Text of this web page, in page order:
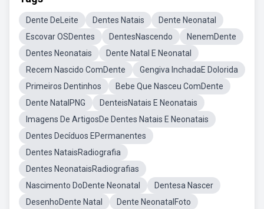
Dente DeLeite Dentes Natais
Dente Neonatal
Escovar OSDentes
DentesNascendo
NenemDente
Dentes Neonatais
Dente Natal E Neonatal
Recem Nascido ComDente
Gengiva InchadaE Dolorida
Primeiros Dentinhos
Bebe Que Nasceu ComDente
Dente NatalPNG
DenteisNatais E Neonatais
Imagens De ArtigosDe Dentes Natais E Neonatais
Dentes Decíduos EPermanentes
Dentes NataisRadiografia
Dentes NeonataisRadiografias
Nascimento DoDente Neonatal
Dentesa Nascer
DesenhoDente Natal
Dente NeonatalFoto